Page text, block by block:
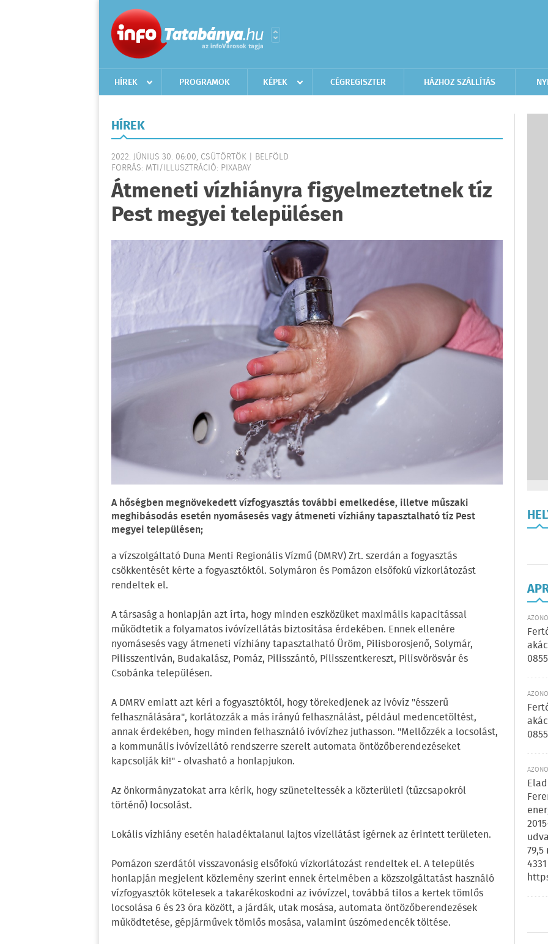
HÍREK PROGRAMOK KÉPEK CÉGREGISZTER HÁZHOZ SZÁLLÍTÁS
HÍREK
2022. JÚNIUS 30. 06:00, CSÜTÖRTÖK | BELFÖLD
FORRÁS: MTI/ILLUSZTRÁCIÓ: PIXABAY
Átmeneti vízhiányra figyelmeztetnek tíz
Pest megyei településen
A hőségben megnövekedett vízfogyasztás további emelkedése, illetve műszaki
meghibásodás esetén nyomásesés vagy átmeneti vízhiány tapasztalható tíz Pest
megyei településen;
a vízszolgáltató Duna Menti Regionális Vízmű (DMRV) Zrt. szerdán a fogyasztás
csökkentését kérte a fogyasztóktól. Solymáron és Pomázon elsőfokú vízkorlátozást
rendeltek el.
A társaság a honlapján azt írta, hogy minden eszközüket maximális kapacitással
működtetik a folyamatos ivóvízellátás biztosítása érdekében. Ennek ellenére
nyomásesés vagy átmeneti vízhiány tapasztalható Üröm, Pilisborosjenő, Solymár,
Pilisszentiván, Budakalász, Pomáz, Pilisszántó, Pilisszentkereszt, Pilisvörösvár és
Csobánka településen.
A DMRV emiatt azt kéri a fogyasztóktól, hogy törekedjenek az ivóvíz "ésszerű
felhasználására", korlátozzák a más irányú felhasználást, például medencetöltést,
annak érdekében, hogy minden felhasználó ivóvízhez juthasson. "Mellőzzék a locsolást,
a kommunális ivóvízellátó rendszerre szerelt automata öntözőberendezéseket
kapcsolják ki!" - olvasható a honlapjukon.
Az önkormányzatokat arra kérik, hogy szüneteltessék a közterületi (tűzcsapokról
történő) locsolást.
Lokális vízhiány esetén haladéktalanul lajtos vízellátást ígérnek az érintett területen.
Pomázon szerdától visszavonásig elsőfokú vízkorlátozást rendeltek el. A település
honlapján megjelent közlemény szerint ennek értelmében a közszolgáltatást használó
vízfogyasztók kötelesek a takarékoskodni az ivóvízzel, továbbá tilos a kertek tömlős
locsolása 6 és 23 óra között, a járdák, utak mosása, automata öntözőberendezések
működtetése, gépjárművek tömlős mosása, valamint úszómedencék töltése.
4331